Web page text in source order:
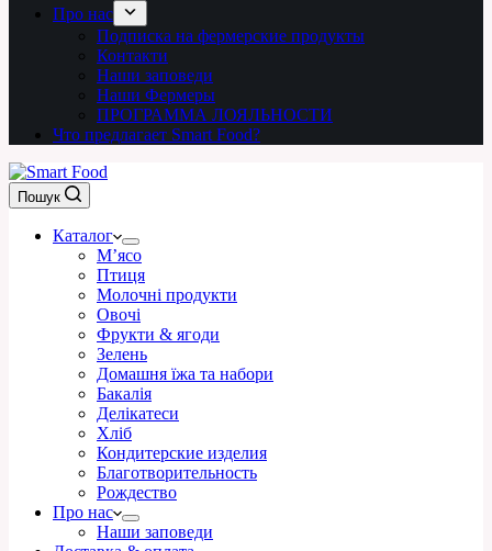
Про нас
Подписка на фермерские продукты
Контакти
Наши заповеди
Наши Фермеры
ПРОГРАММА ЛОЯЛЬНОСТИ
Что предлагает Smart Food?
Пошук
Каталог
М’ясо
Птиця
Молочні продукти
Овочі
Фрукти & ягоди
Зелень
Домашня їжа та набори
Бакалія
Делікатеси
Хліб
Кондитерские изделия
Благотворительность
Рождество
Про нас
Наши заповеди